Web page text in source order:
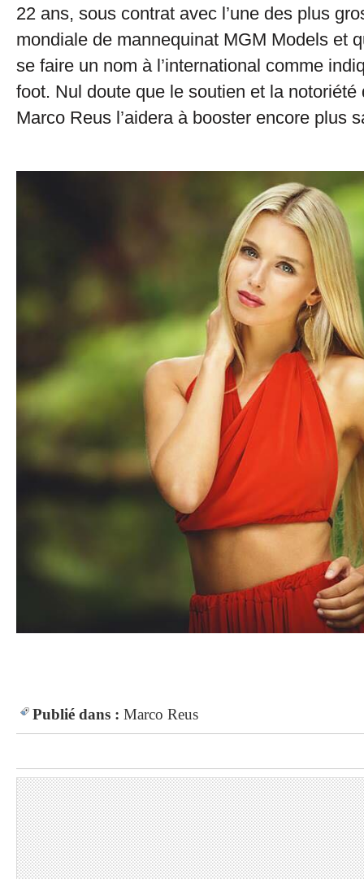
22 ans, sous contrat avec l’une des plus
mondiale de mannequinat MGM Models et
se faire un nom à l’international comme
foot. Nul doute que le soutien et la notoriété
Marco Reus l’aidera à booster encore plus
Publié dans : Marco Reus